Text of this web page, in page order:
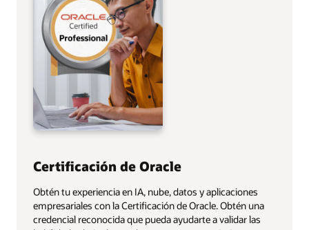
Certificación de Oracle
Obtén tu experiencia en IA, nube, datos y aplicaciones
empresariales con la Certificación de Oracle. Obtén una
credencial reconocida que pueda ayudarte a validar las